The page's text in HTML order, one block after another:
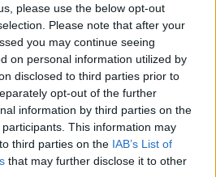
please use the below opt-out
Please note that after your
you may continue seeing
on personal information utilized by
disclosed to third parties prior to
opt-out of the further
information by third parties on the
participants. This information may
third parties on the IAB’s List of
that may further disclose it to other
titolari. Per chiarimenti è
il curatore indicato:
per le FAQ,
più citati
trascurato è la corretta
di Tadej Pogacar. La lettera